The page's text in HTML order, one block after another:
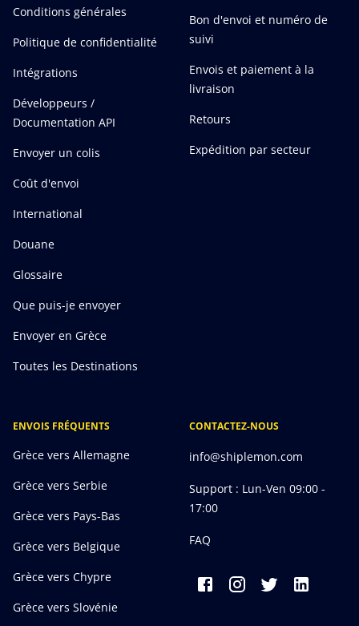
Conditions générales
Politique de confidentialité
Intégrations
Développeurs /
Documentation API
Envoyer un colis
Coût d'envoi
International
Douane
Glossaire
Que puis-je envoyer
Envoyer en Grèce
Toutes les Destinations
Bon d'envoi et numéro de
suivi
Envois et paiement à la
livraison
Retours
Expédition par secteur
ENVOIS FRÉQUENTS
Grèce vers Allemagne
Grèce vers Serbie
Grèce vers Pays-Bas
Grèce vers Belgique
Grèce vers Chypre
Grèce vers Slovénie
CONTACTEZ-NOUS
info@shiplemon.com
Support : Lun-Ven 09:00 -
17:00
FAQ